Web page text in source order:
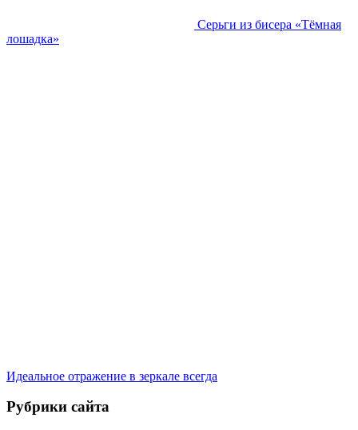
Серьги из бисера «Тёмная
лошадка»
Идеальное отражение в зеркале всегда
Рубрики сайта